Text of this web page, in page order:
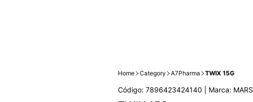
Home Category A7Pharma TWIX 15G
Código: 7896423424140 | Marca: MARS